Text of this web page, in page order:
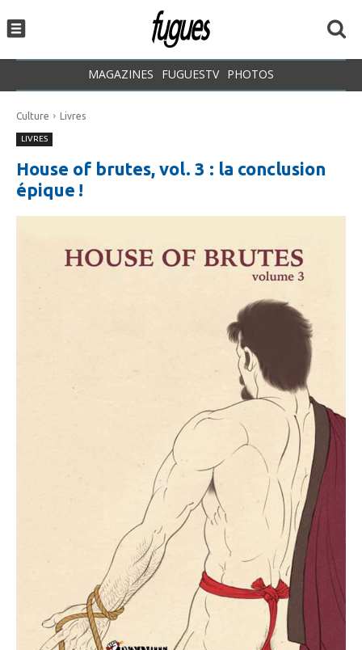
MAGAZINES FUGUESTV PHOTOS
Culture Livres
LIVRES
House of brutes, vol. 3 : la conclusion
épique !